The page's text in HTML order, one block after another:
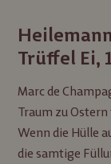
Trüffel Ei,
Marc de
Traum zu
Wenn die Hülle
die samtige